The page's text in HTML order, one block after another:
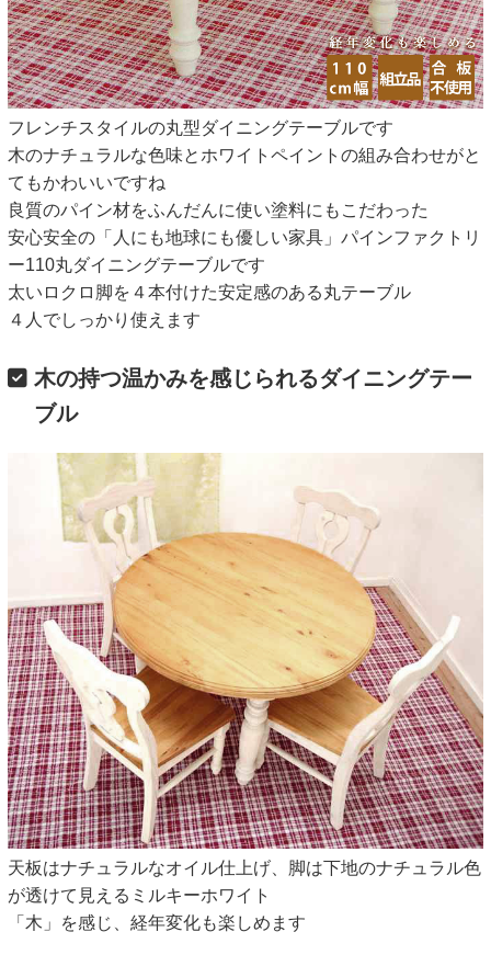
フレンチスタイルの丸型ダイニングテーブルです
木のナチュラルな色味とホワイトペイントの組み合わせがと
てもかわいいですね
良質のパイン材をふんだんに使い塗料にもこだわった
安心安全の「人にも地球にも優しい家具」パインファクトリ
ー110丸ダイニングテーブルです
太いロクロ脚を４本付けた安定感のある丸テーブル
４人でしっかり使えます
木の持つ温かみを感じられるダイニングテー
ブル
天板はナチュラルなオイル仕上げ、脚は下地のナチュラル色
が透けて見えるミルキーホワイト
「木」を感じ、経年変化も楽しめます